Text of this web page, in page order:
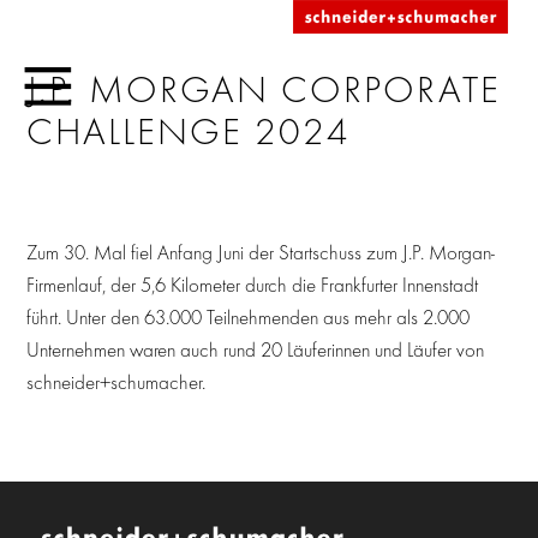
J.P. MORGAN CORPORATE
CHALLENGE 2024
Zum 30. Mal fiel Anfang Juni der Startschuss zum J.P. Morgan-
Firmenlauf, der 5,6 Kilometer durch die Frankfurter Innenstadt
führt. Unter den 63.000 Teilnehmenden aus mehr als 2.000
Unternehmen waren auch rund 20 Läuferinnen und Läufer von
schneider+schumacher.